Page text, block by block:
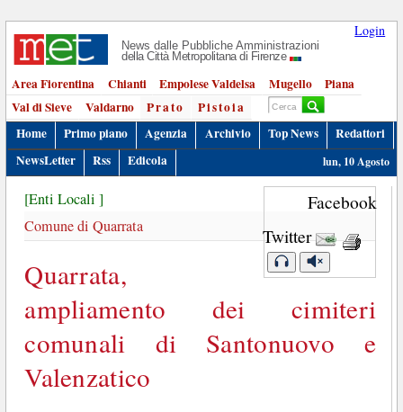
Login
News dalle Pubbliche Amministrazioni
della Città Metropolitana di Firenze
Area Fiorentina Chianti Empolese Valdelsa Mugello
Piana
Val di Sieve
Valdarno Prato
Pistoia
Home
Primo piano Agenzia Archivio Top News
Redattori
NewsLetter
Rss Edicola lun, 10 Agosto
Facebook
Twitter
[Enti Locali ]
Comune di Quarrata
Quarrata,
ampliamento dei cimiteri
comunali di Santonuovo e
Valenzatico